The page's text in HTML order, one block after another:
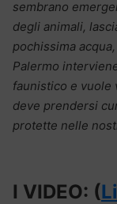
sembrano
degli animali,
pochissima
Palermo
faunistico e vuole
deve prendersi
protette nelle
I VIDEO: (